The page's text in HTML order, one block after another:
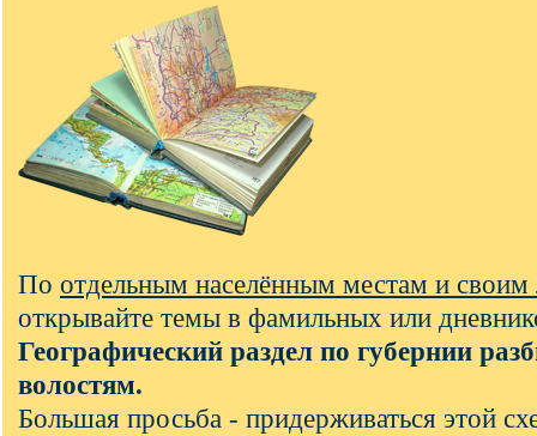
По отдельным населённым местам и
открывайте темы в фамильных или
Географический раздел по губернии
волостям.
Большая просьба - придерживаться этой